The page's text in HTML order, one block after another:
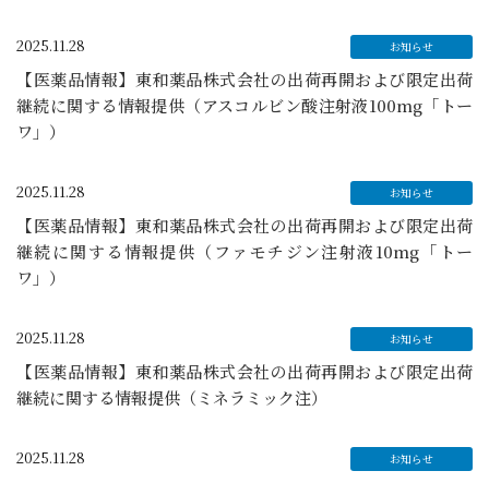
2025.11.28
【医薬品情報】東和薬品株式会社の出荷再開および限定出荷
継続に関する情報提供（アスコルビン酸注射液100mg「トー
ワ」）
2025.11.28
【医薬品情報】東和薬品株式会社の出荷再開および限定出荷
継続に関する情報提供（ファモチジン注射液10mg「トー
ワ」）
2025.11.28
【医薬品情報】東和薬品株式会社の出荷再開および限定出荷
継続に関する情報提供（ミネラミック注）
2025.11.28